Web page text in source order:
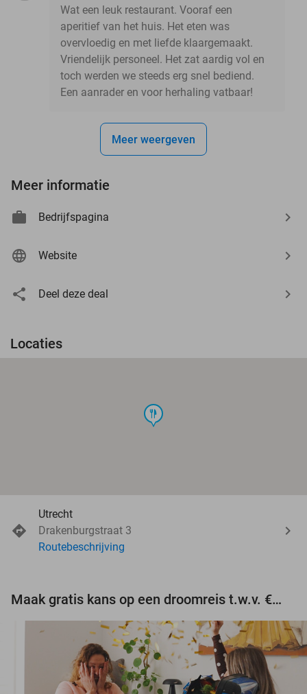
Wat een leuk restaurant. Vooraf een
aperitief van het huis. Het eten was
overvloedig en met liefde klaargemaakt.
Vriendelijk personeel. Het zat aardig vol en
toch werden we steeds erg snel bediend.
Een aanrader en voor herhaling vatbaar!
Meer weergeven
Meer informatie
Bedrijfspagina
Website
Deel deze deal
Locaties
food
Utrecht
Drakenburgstraat 3
Routebeschrijving
Maak gratis kans op een droomreis t.w.v. €3.000!